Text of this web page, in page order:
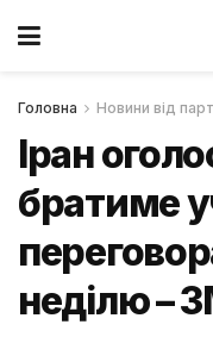
Головна Новини від
Іран
братиме
неділю –